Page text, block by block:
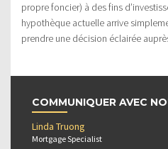
propre foncier) à des fins
hypothèque actuelle arrive
prendre une décision éclairée
COMMUNIQUER AVEC
Linda Truong
Mortgage Specialist